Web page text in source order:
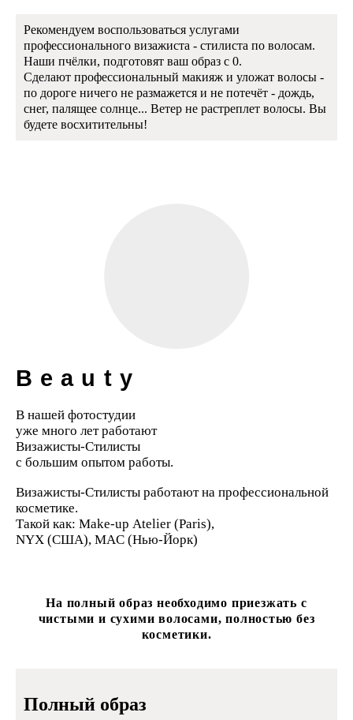
Рекомендуем воспользоваться услугами
профессионального визажиста - стилиста по волосам.
Наши пчёлки, подготовят ваш образ с 0.
Сделают профессиональный макияж и уложат волосы -
по дороге ничего не размажется и не потечёт - дождь,
снег, палящее солнце... Ветер не растреплет волосы. Вы
будете восхитительны!
Beauty
В нашей фотостудии
уже много лет работают
Визажисты-Стилисты
с большим опытом работы.
Визажисты-Стилисты работают на профессиональной
косметике.
Такой как: Make-up Atelier (Paris),
NYX (США), MAC (Нью-Йорк)
На полный образ необходимо приезжать с
чистыми и сухими волосами, полностью без
косметики.
Полный образ